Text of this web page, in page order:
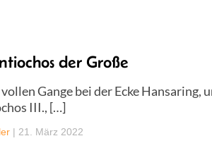
der Große
Gange bei der Ecke Hansaring,
III., […]
| 21. März 2022